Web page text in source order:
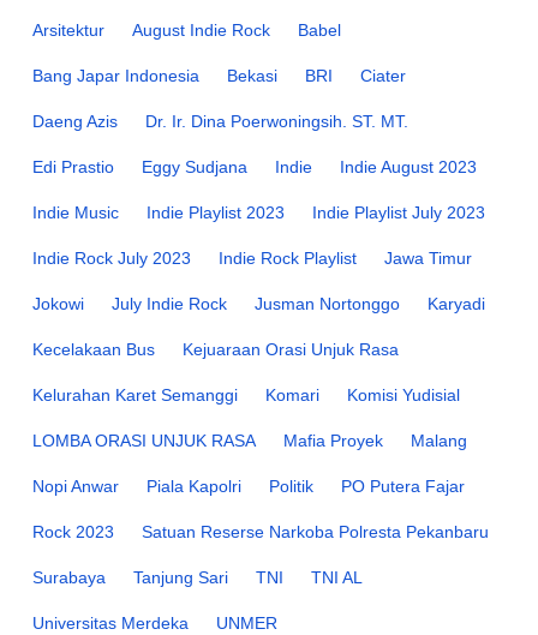
Arsitektur August Indie Rock Babel
Bang Japar Indonesia Bekasi BRI Ciater
Daeng Azis Dr. Ir. Dina Poerwoningsih. ST. MT.
Edi Prastio Eggy Sudjana Indie Indie August 2023
Indie Music Indie Playlist 2023 Indie Playlist July 2023
Indie Rock July 2023 Indie Rock Playlist Jawa Timur
Jokowi July Indie Rock Jusman Nortonggo Karyadi
Kecelakaan Bus Kejuaraan Orasi Unjuk Rasa
Kelurahan Karet Semanggi Komari Komisi Yudisial
LOMBA ORASI UNJUK RASA Mafia Proyek Malang
Nopi Anwar Piala Kapolri Politik PO Putera Fajar
Rock 2023 Satuan Reserse Narkoba Polresta Pekanbaru
Surabaya Tanjung Sari TNI TNI AL
Universitas Merdeka UNMER